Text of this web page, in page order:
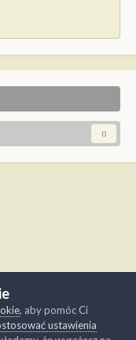
0
, aby pomóc Ci
ustawienia